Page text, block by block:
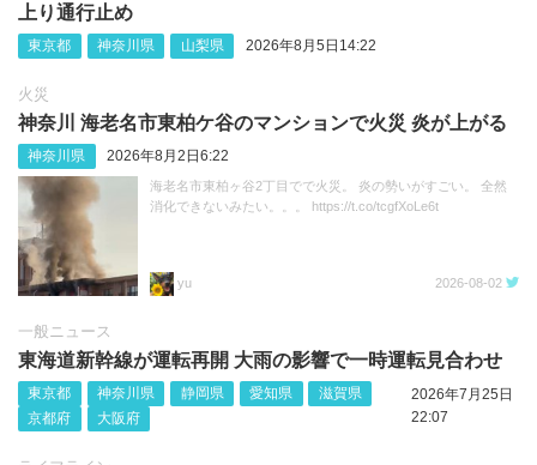
上り通行止め
東京都 神奈川県 山梨県 2026年8月5日14:22
火災
神奈川 海老名市東柏ケ谷のマンションで火災 炎が上がる
神奈川県 2026年8月2日6:22
海老名市東柏ヶ谷2丁目でで火災。 炎の勢いがすごい。 全然
消化できないみたい。。。 https://t.co/tcgfXoLe6t
yu 2026-08-02
一般ニュース
東海道新幹線が運転再開 大雨の影響で一時運転見合わせ
東京都 神奈川県 静岡県 愛知県
滋賀県
京都府
大阪府
2026年7月25日
22:07